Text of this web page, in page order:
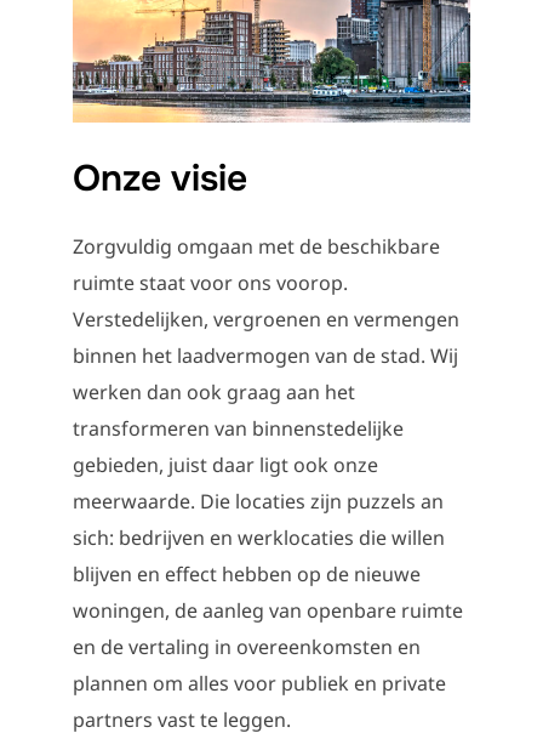
Onze visie
Zorgvuldig omgaan met de beschikbare
ruimte staat voor ons voorop.
Verstedelijken, vergroenen en vermengen
binnen het laadvermogen van de stad. Wij
werken dan ook graag aan het
transformeren van binnenstedelijke
gebieden, juist daar ligt ook onze
meerwaarde. Die locaties zijn puzzels an
sich: bedrijven en werklocaties die willen
blijven en effect hebben op de nieuwe
woningen, de aanleg van openbare ruimte
en de vertaling in overeenkomsten en
plannen om alles voor publiek en private
partners vast te leggen.